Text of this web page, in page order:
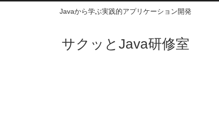
Javaから学ぶ実践的アプリケーション開発
サクッとJava研修室